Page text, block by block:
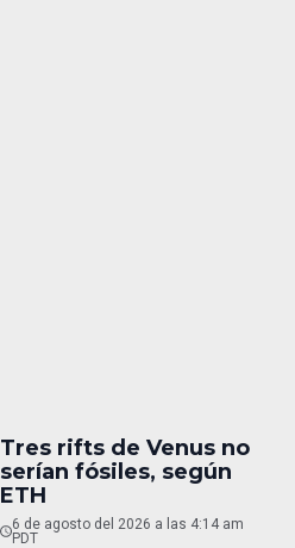
Tres rifts de Venus no
serían fósiles, según
ETH
6 de agosto del 2026 a las 4:14 am
PDT